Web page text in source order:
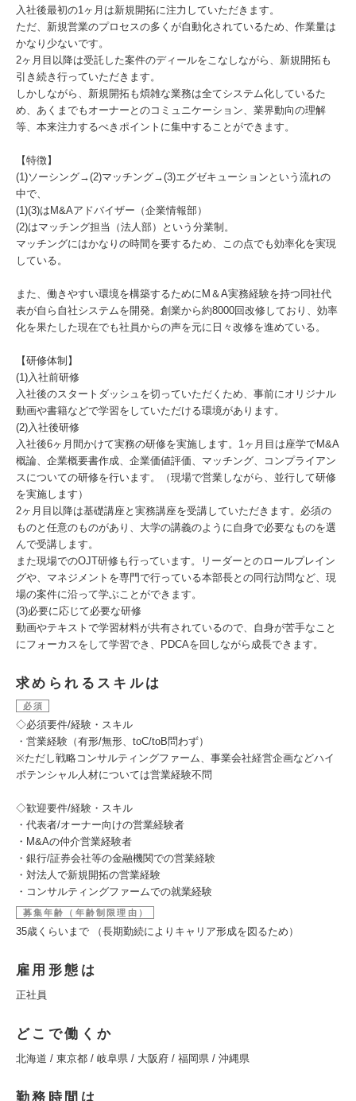
入社後最初の1ヶ月は新規開拓に注力していただきます。
ただ、新規営業のプロセスの多くが自動化されているため、作業量は
かなり少ないです。
2ヶ月目以降は受託した案件のディールをこなしながら、新規開拓も
引き続き行っていただきます。
しかしながら、新規開拓も煩雑な業務は全てシステム化しているた
め、あくまでもオーナーとのコミュニケーション、業界動向の理解
等、本来注力するべきポイントに集中することができます。
【特徴】
(1)ソーシング→(2)マッチング→(3)エグゼキューションという流れの
中で、
(1)(3)はM&Aアドバイザー（企業情報部）
(2)はマッチング担当（法人部）という分業制。
マッチングにはかなりの時間を要するため、この点でも効率化を実現
している。
また、働きやすい環境を構築するためにM＆A実務経験を持つ同社代
表が自ら自社システムを開発。創業から約8000回改修しており、効率
化を果たした現在でも社員からの声を元に日々改修を進めている。
【研修体制】
(1)入社前研修
入社後のスタートダッシュを切っていただくため、事前にオリジナル
動画や書籍などで学習をしていただける環境があります。
(2)入社後研修
入社後6ヶ月間かけて実務の研修を実施します。1ヶ月目は座学でM&A
概論、企業概要書作成、企業価値評価、マッチング、コンプライアン
スについての研修を行います。（現場で営業しながら、並行して研修
を実施します）
2ヶ月目以降は基礎講座と実務講座を受講していただきます。必須の
ものと任意のものがあり、大学の講義のように自身で必要なものを選
んで受講します。
また現場でのOJT研修も行っています。リーダーとのロールプレイン
グや、マネジメントを専門で行っている本部長との同行訪問など、現
場の案件に沿って学ぶことができます。
(3)必要に応じて必要な研修
動画やテキストで学習材料が共有されているので、自身が苦手なこと
にフォーカスをして学習でき、PDCAを回しながら成長できます。
求められるスキルは
必須
◇必須要件/経験・スキル
・営業経験（有形/無形、toC/toB問わず）
※ただし戦略コンサルティングファーム、事業会社経営企画などハイ
ポテンシャル人材については営業経験不問
◇歓迎要件/経験・スキル
・代表者/オーナー向けの営業経験者
・M&Aの仲介営業経験者
・銀行/証券会社等の金融機関での営業経験
・対法人で新規開拓の営業経験
・コンサルティングファームでの就業経験
募集年齢（年齢制限理由）
35歳くらいまで （長期勤続によりキャリア形成を図るため）
雇用形態は
正社員
どこで働くか
北海道 / 東京都 / 岐阜県 / 大阪府 / 福岡県 / 沖縄県
勤務時間は